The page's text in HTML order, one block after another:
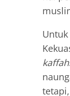
kaffah